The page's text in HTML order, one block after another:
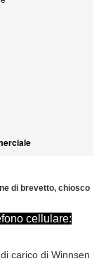
di brevetto, chiosco
cellulare:
carico di Winnsen